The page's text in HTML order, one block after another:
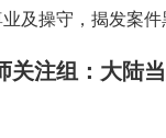
及操守，揭发案件
关注组：大陆